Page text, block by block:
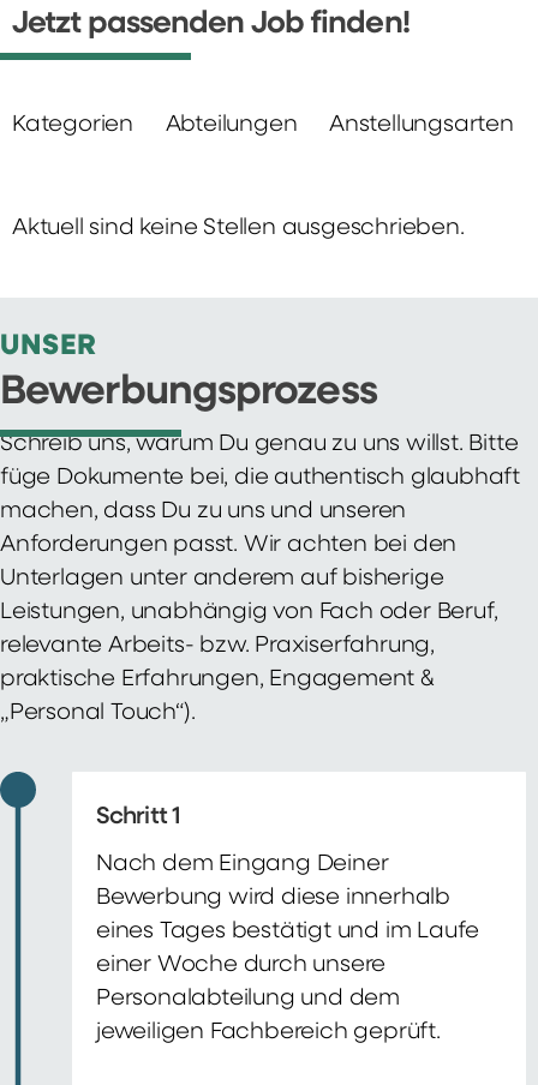
Jetzt passenden Job finden!
Kategorien Abteilungen Anstellungsarten
Aktuell sind keine Stellen ausgeschrieben.
UNSER
Bewerbungsprozess
Schreib uns, warum Du genau zu uns willst. Bitte
füge Dokumente bei, die authentisch glaubhaft
machen, dass Du zu uns und unseren
Anforderungen passt. Wir achten bei den
Unterlagen unter anderem auf bisherige
Leistungen, unabhängig von Fach oder Beruf,
relevante Arbeits- bzw. Praxiserfahrung,
praktische Erfahrungen, Engagement &
„Personal Touch“).
Schritt 1
Nach dem Eingang Deiner
Bewerbung wird diese innerhalb
eines Tages bestätigt und im Laufe
einer Woche durch unsere
Personalabteilung und dem
jeweiligen Fachbereich geprüft.